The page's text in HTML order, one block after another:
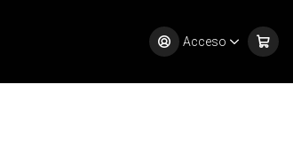
Acceso